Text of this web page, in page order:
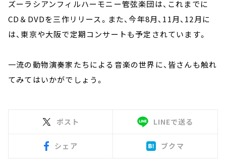
ズーラシアンフィルハーモニー管弦楽団は、これまでに
CD＆DVDを三作リリース。また、今年8月、11月、12月に
は、東京や大阪で定期コンサートも予定されています。
一流の動物演奏家たちによる音楽の世界に、皆さんも触れ
てみてはいかがでしょう。
ポスト LINEで送る
シェア ブクマ